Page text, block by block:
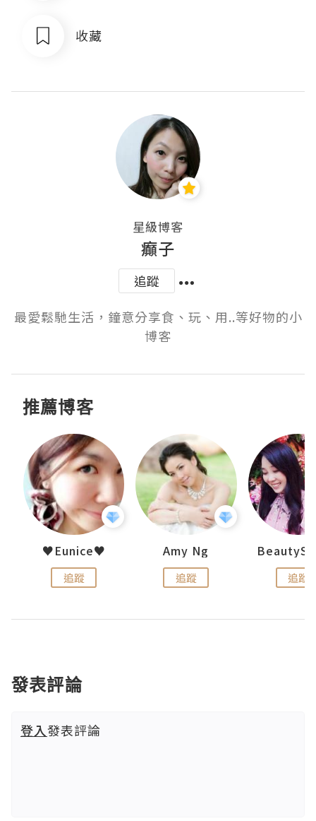
收藏
星級博客
癲子
追蹤
最愛鬆馳生活，鐘意分享食、玩、用..等好物的小
博客
推薦博客
♥Eunice♥
追蹤
Amy Ng
追蹤 追蹤
發表評論
登入發表評論